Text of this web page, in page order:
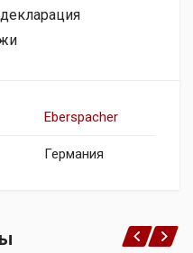
Eberspacher
Германия